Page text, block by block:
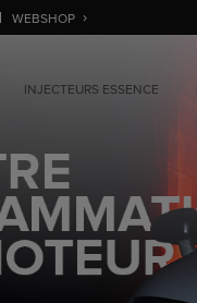
WEBSHOP
INJECTEURS ESSENCE